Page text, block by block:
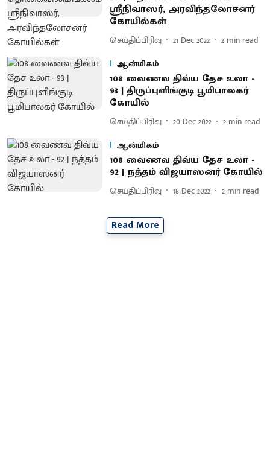
ஸ்ரீநிவாஸர், அரவிந்தலோசனர்
கோயில்கள்
செய்திப்பிரிவு 21 Dec 2022 2 min read
ஆன்மிகம்
108 வைணவ திவ்ய தேச உலா -
93 | திருப்புளிங்குடி பூமிபாலகர்
கோயில்
செய்திப்பிரிவு 20 Dec 2022 2 min read
ஆன்மிகம்
108 வைணவ திவ்ய தேச உலா -
92 | நத்தம் விஜயாஸனர் கோயில்
செய்திப்பிரிவு 18 Dec 2022 2 min read
Read More